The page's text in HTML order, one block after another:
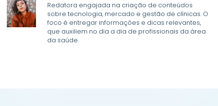
Redatora engajada na criação de conteúdos
sobre tecnologia, mercado e gestão de clínicas. O
foco é entregar informações e dicas relevantes,
que auxiliem no dia a dia de profissionais da área
da saúde.